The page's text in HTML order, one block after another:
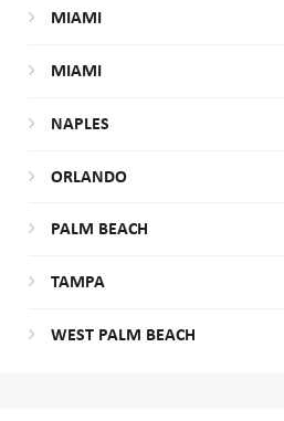
MIAMI
MIAMI
NAPLES
ORLANDO
PALM BEACH
TAMPA
WEST PALM BEACH